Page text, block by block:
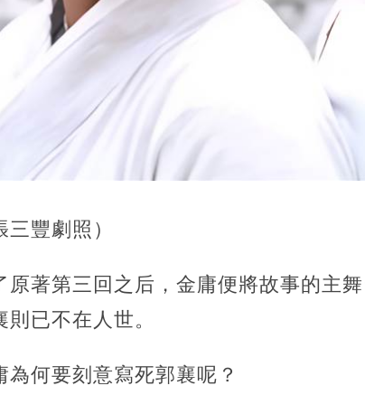
三豐劇照）
原著第三回之后，金庸便將故事的主
則已不在人世。
為何要刻意寫死郭襄呢？